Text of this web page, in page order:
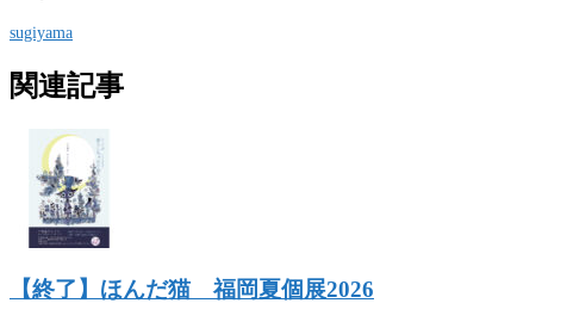
sugiyama
関連記事
【終了】ほんだ猫 福岡夏個展2026